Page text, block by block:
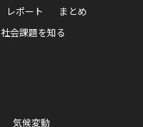
レポート
まとめ
社会課題を知る
気候変動